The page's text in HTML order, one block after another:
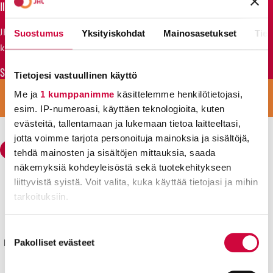
Suostumus Yksityiskohdat Mainosasetukset
Tietojesi vastuullinen käyttö
Me ja 1 kumppanimme käsittelemme henkilötietojasi,
esim. IP-numeroasi, käyttäen teknologioita, kuten
evästeitä, tallentamaan ja lukemaan tietoa laitteeltasi,
jotta voimme tarjota personoituja mainoksia ja sisältöjä,
tehdä mainosten ja sisältöjen mittauksia, saada
näkemyksiä kohdeyleisöstä sekä tuotekehitykseen
liittyvistä syistä. Voit valita, kuka käyttää tietojasi ja mihin
tarkoituksiin.
voit määrittää asetuksesi
. Voit muuttaa
valinta
Pakolliset evästeet
Ilmoita kokous, koulutus tai tapahtuma
JHL:n yhdistykset voivat ilmoittaa kokouksistaan sekä omista
koulutus- ja jäsentapahtumistaan.
Siirry lomakkeeseen
LIITY VAHVAAN JOUKKOON
LIITY JÄSENEKSI
Julkisten ja hyvinvointialojen liitto JHL
Kyllä joku hoitaa® sekä isokirjainlyhenne JHL® ovat JHL:lle